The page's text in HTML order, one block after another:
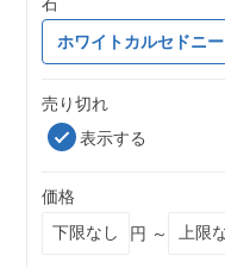
ホワイトカルセドニー
売り切れ
表示する
価格
円 ～